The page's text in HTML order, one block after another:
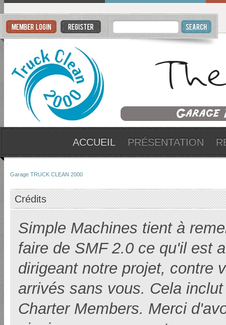
ACCUEIL PRÉSENTATION
Garage TRUCK CLEAN 2000
Crédits
Simple Machines tient à
faire de SMF 2.0 ce qu'il est
dirigeant notre projet, contre
arrivés sans vous. Cela
Charter Members. Merci